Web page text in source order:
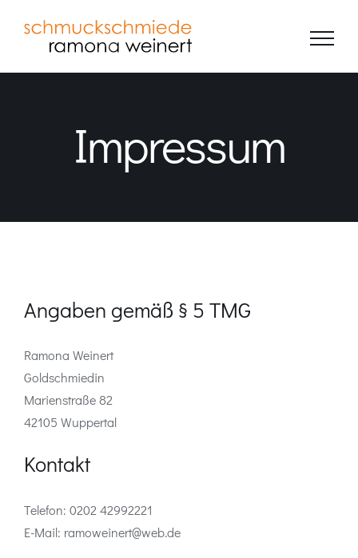
Inhalt
Impressum
Angaben gemäß § 5 TMG
Ramona Weinert
Goldschmiedin
Marienstraße 82
42105 Wuppertal
Kontakt
Telefon: 0202 42992221
E-Mail: ramoweinert@web.de